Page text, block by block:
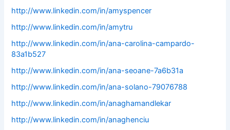
http://www.linkedin.com/in/amyspencer
http://www.linkedin.com/in/amytru
http://www.linkedin.com/in/ana-carolina-campardo-
83a1b527
http://www.linkedin.com/in/ana-seoane-7a6b31a
http://www.linkedin.com/in/ana-solano-79076788
http://www.linkedin.com/in/anaghamandlekar
http://www.linkedin.com/in/anaghenciu